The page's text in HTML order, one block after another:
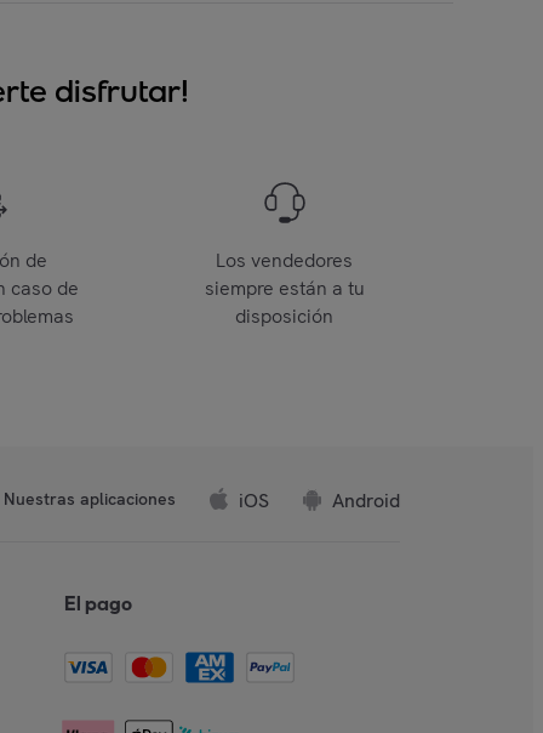
disfrutar!
de
caso de
Los vendedores
siempre están a tu
disposición
Nuestras aplicaciones iOS Android
El pago